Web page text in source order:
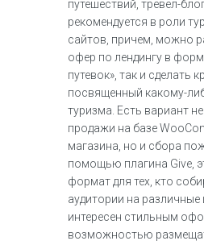
путешествий, тревел-
рекомендуется в роли
сайтов, причем, можно
офер по лендингу в
путевок», так и сделать
посвященный какому-
туризма. Есть вариант
продажи на базе
магазина, но и сбора
помощью плагина Give,
формат для тех, кто
аудитории на различные
интересен стильным
возможностью